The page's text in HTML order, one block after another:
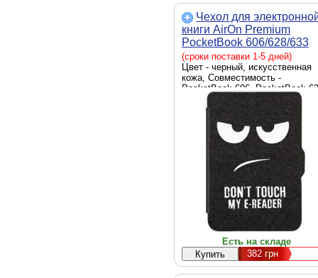
Чехол для
книги AirOn Premium
PocketBook 606/628/633
(4821784622175)
(сроки поставки 1-5 дней)
Цвет - черный, искусственная
кожа, Совместимость -
PocketBook 606, PocketBook
PocketBook 633, обложка,
крепления - магнитное
Есть на складе
382грн